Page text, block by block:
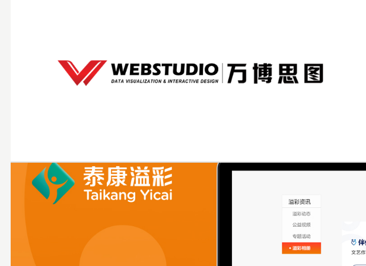
泰康溢彩公益基金会官